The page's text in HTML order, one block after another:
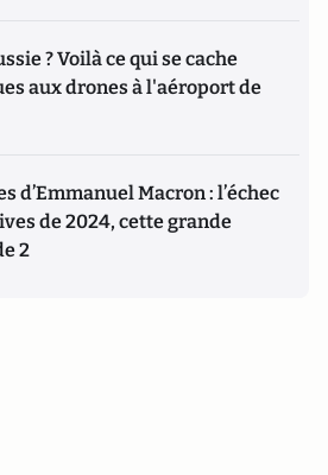
? Voilà ce qui se cache
aux drones à l'aéroport de
d’Emmanuel Macron : l’échec
de 2024, cette grande
2